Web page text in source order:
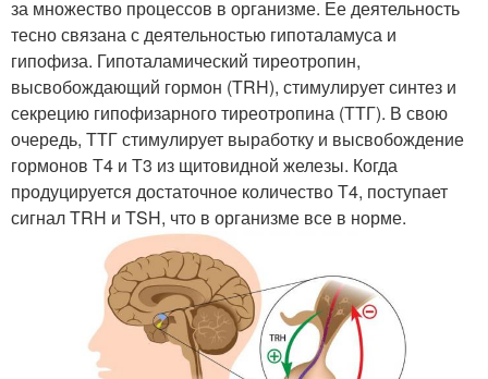
за множество процессов в организме. Ее деятельность
тесно связана с деятельностью гипоталамуса и
гипофиза. Гипоталамический тиреотропин,
высвобождающий гормон (TRH), стимулирует синтез и
секрецию гипофизарного тиреотропина (ТТГ). В свою
очередь, ТТГ стимулирует выработку и высвобождение
гормонов Т4 и Т3 из щитовидной железы. Когда
продуцируется достаточное количество Т4, поступает
сигнал TRH и TSH, что в организме все в норме.